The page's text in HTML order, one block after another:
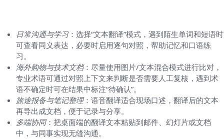
日常沟通与学习：选择“文本翻译”模式，遇到陌生单词和短语时
可查看同义表达，必要时启用逐句对照，帮助记忆和口语练
习。
海外购物与技术文档：尽量使用图片/文本混合模式进行比对，
专业术语可通过对照上下文来判断是否需要人工复核，遇到术
语不确定时可在结果中标注“待确认”。
旅途报备与笔记整理：语音翻译适合现场口述，翻译后的文本
再导出成文档，便于记录与分享。
多端协同：把桌面端的翻译文本粘贴到邮件、幻灯片或文档
中，与同事实现无缝沟通。